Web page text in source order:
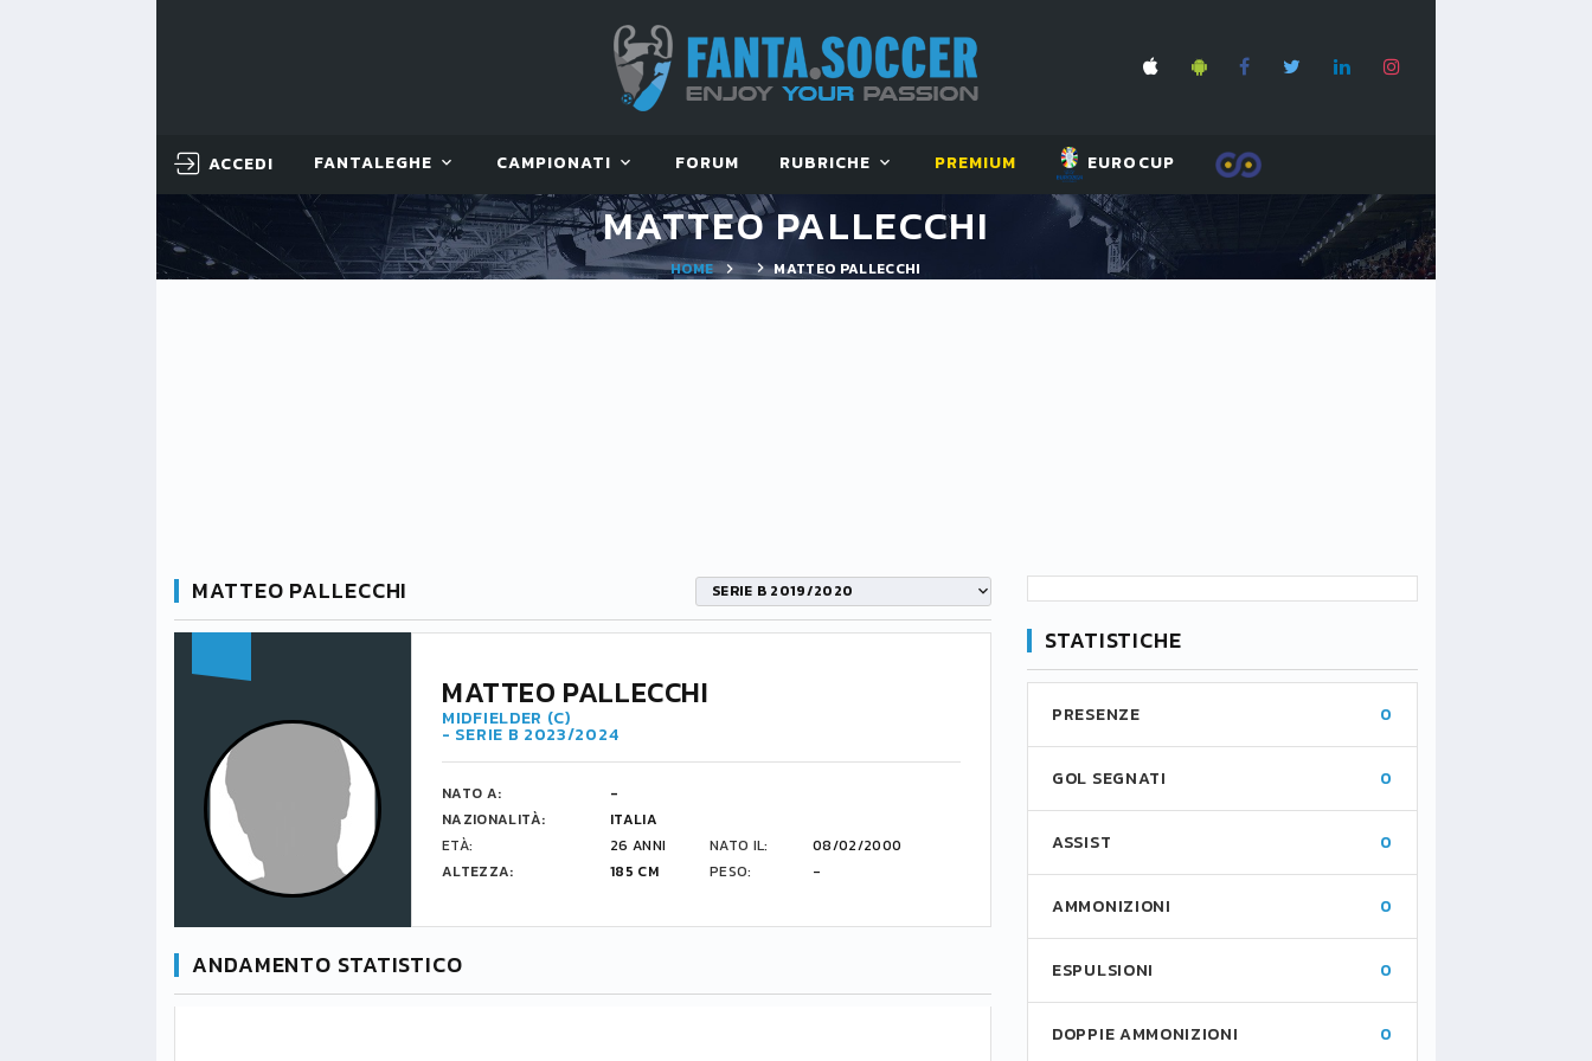
ACCEDI FANTALEGHE CAMPIONATI FORUM RUBRICHE PREMIUM EUROCUP
MATTEO PALLECCHI
HOME MATTEO PALLECCHI
MATTEO PALLECCHI SERIE B 2019/2020
MATTEO PALLECCHI
MIDFIELDER (C)
- SERIE B 2023/2024
NATO A:
-
NAZIONALITÀ:
ITALIA
ETÀ:
26 ANNI NATO IL:
08/02/2000
ALTEZZA:
185 CM PESO: -
ANDAMENTO STATISTICO
STATISTICHE
PRESENZE 0
GOL SEGNATI 0
ASSIST 0
AMMONIZIONI 0
ESPULSIONI 0
DOPPIE AMMONIZIONI 0